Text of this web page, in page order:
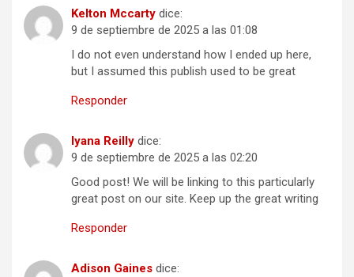
Kelton Mccarty dice:
9 de septiembre de 2025 a las 01:08
I do not even understand how I ended up here,
but I assumed this publish used to be great
Responder
Iyana Reilly dice:
9 de septiembre de 2025 a las 02:20
Good post! We will be linking to this particularly
great post on our site. Keep up the great writing
Responder
Adison Gaines dice: